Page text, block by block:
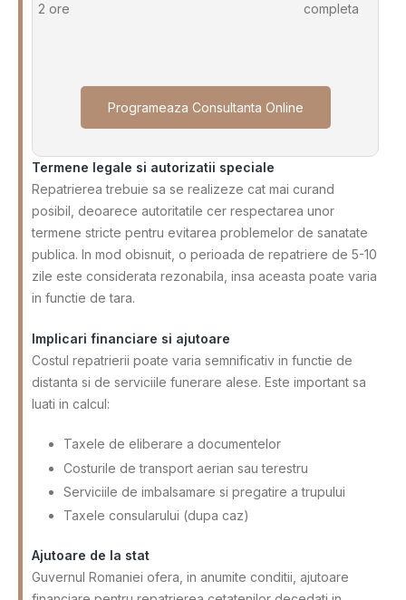
2 ore
completa
Programeaza Consultanta Online
Termene legale si autorizatii speciale
Repatrierea trebuie sa se realizeze cat mai curand
posibil, deoarece autoritatile cer respectarea unor
termene stricte pentru evitarea problemelor de sanatate
publica. In mod obisnuit, o perioada de repatriere de 5-10
zile este considerata rezonabila, insa aceasta poate varia
in functie de tara.
Implicari financiare si ajutoare
Costul repatrierii poate varia semnificativ in functie de
distanta si de serviciile funerare alese. Este important sa
luati in calcul:
Taxele de eliberare a documentelor
Costurile de transport aerian sau terestru
Serviciile de imbalsamare si pregatire a trupului
Taxele consularului (dupa caz)
Ajutoare de la stat
Guvernul Romaniei ofera, in anumite conditii, ajutoare